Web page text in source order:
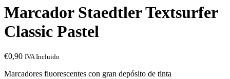
Marcador Staedtler Textsurfer
Classic Pastel
€0,90 IVA Incluido
Marcadores fluorescentes con gran depósito de tinta